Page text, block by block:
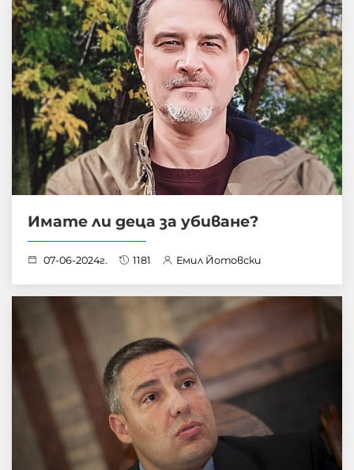
Имате ли деца за убиване?
07-06-2024г. 1181 Емил Йотовски